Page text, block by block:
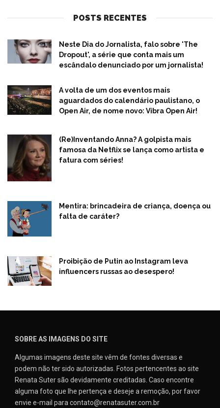
POSTS RECENTES
Neste Dia do Jornalista, falo sobre 'The
Dropout', a série que conta mais um
escândalo denunciado por um jornalista!
A volta de um dos eventos mais
aguardados do calendário paulistano, o
Open Air, de nome novo: Vibra Open Air!
(Re)Inventando Anna? A golpista mais
famosa da Netflix se lança como artista e
fatura com séries!
Mentira: brincadeira de criança, doença ou
falta de caráter?
Proibição de Putin ao Instagram leva
influencers russas ao desespero!
SOBRE AS IMAGENS DO SITE
Algumas imagens deste site vêm de fontes diversas e
podem não ter sido autorizadas. Fotos pertencentes ao site
Renata Suter são devidamente creditadas. Caso encontre
alguma foto que lhe pertença e deseje a remoção, por favor
envie e-mail para contato@renatasuter.com.br